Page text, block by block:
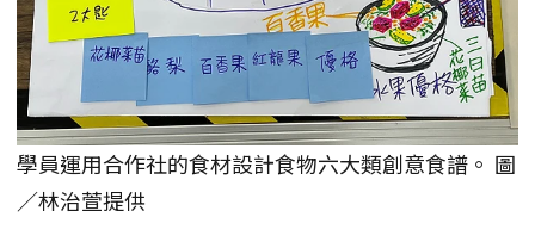
學員運用合作社的食材設計食物六大類創意食譜。 圖
／林治萱提供